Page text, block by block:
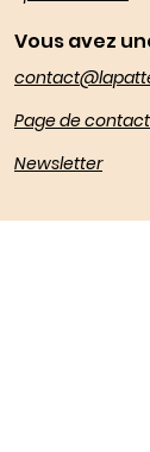
Vous avez
Page de contact
Newsletter